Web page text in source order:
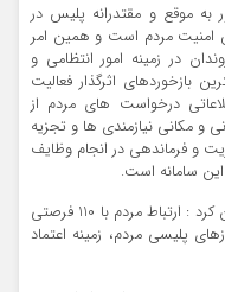
به موقع و مقتدرانه پليس در
امنيت مردم است و همين امر
در زمينه امور انتظامي و
بازخوردهاي اثرگذار فعاليت
ايجاد بانك اطلاعاتي درخواست هاي مردم از
و مكاني نيازمندي ها و تجزيه
و فرماندهي در انجام وظايف
اين سامانه است.
جانشین فرماندهی انتظامي استان خاطر نشان کرد : ارتباط مردم با 110 فرصتي
پليسي مردم، زمينه اعتماد